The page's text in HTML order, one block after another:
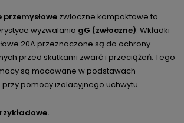
zwłoczne kompaktowe to
wyzwalania gG (zwłoczne). Wkładki
20A przeznaczone są do ochrony
przed skutkami zwarć i przeciążeń. Tego
są mocowane w podstawach
pomocy izolacyjnego uchwytu.